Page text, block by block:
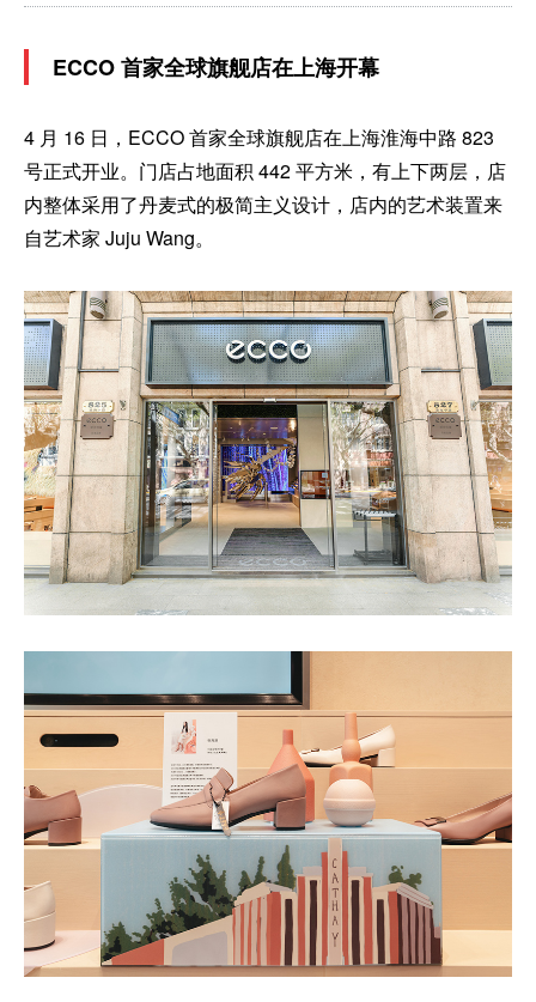
ECCO 首家全球旗舰店在上海开幕
4 月 16 日，ECCO 首家全球旗舰店在上海淮海中路 823
号正式开业。门店占地面积 442 平方米，有上下两层，店
内整体采用了丹麦式的极简主义设计，店内的艺术装置来
自艺术家 Juju Wang。